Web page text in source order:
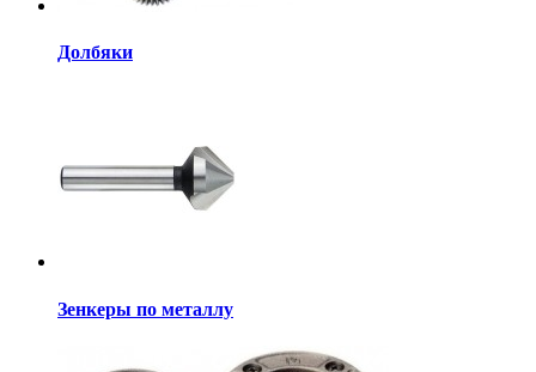
Долбяки
Зенкеры по металлу